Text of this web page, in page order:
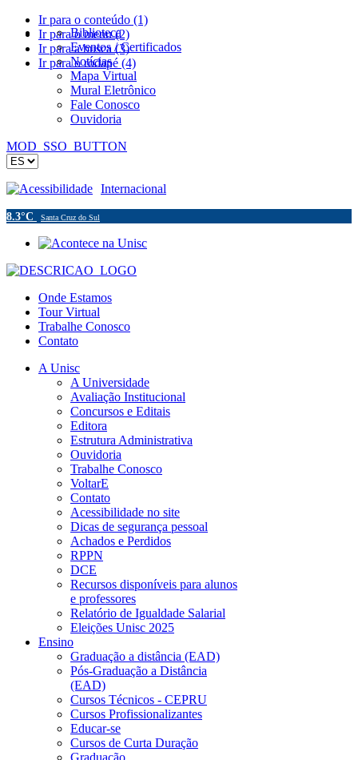
Ir para o conteúdo (1)
Ir para o menu (2)
Ir para a busca (3)
Ir para o rodapé (4)
Biblioteca
Eventos / Certificados
Notícias
Mapa Virtual
Mural Eletrônico
Fale Conosco
Ouvidoria
MOD_SSO_BUTTON
Acessibilidade Internacional
8.3°C Santa Cruz do Sul
Onde Estamos
Tour Virtual
Trabalhe Conosco
Contato
A Unisc
A Universidade
Avaliação Institucional
Concursos e Editais
Editora
Estrutura Administrativa
Ouvidoria
Trabalhe Conosco
VoltarE
Contato
Acessibilidade no site
Dicas de segurança pessoal
Achados e Perdidos
RPPN
DCE
Recursos disponíveis para alunos
e professores
Relatório de Igualdade Salarial
Eleições Unisc 2025
Ensino
Graduação a distância (EAD)
Pós-Graduação a Distância
(EAD)
Cursos Técnicos - CEPRU
Cursos Profissionalizantes
Educar-se
Cursos de Curta Duração
Graduação